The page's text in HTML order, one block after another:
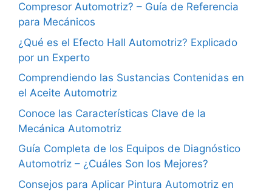
Compresor Automotriz? – Guía de Referencia
para Mecánicos
¿Qué es el Efecto Hall Automotriz? Explicado
por un Experto
Comprendiendo las Sustancias Contenidas en
el Aceite Automotriz
Conoce las Características Clave de la
Mecánica Automotriz
Guía Completa de los Equipos de Diagnóstico
Automotriz – ¿Cuáles Son los Mejores?
Consejos para Aplicar Pintura Automotriz en